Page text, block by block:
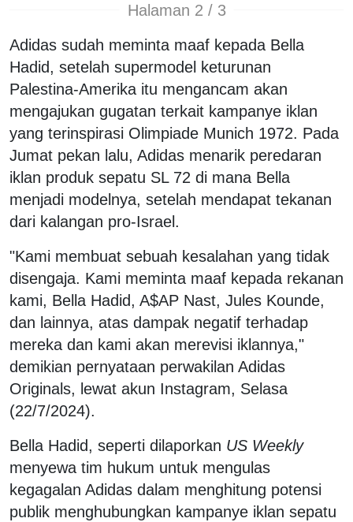
Halaman 2 / 3
Adidas sudah meminta maaf kepada Bella
Hadid, setelah supermodel keturunan
Palestina-Amerika itu mengancam akan
mengajukan gugatan terkait kampanye iklan
yang terinspirasi Olimpiade Munich 1972. Pada
Jumat pekan lalu, Adidas menarik peredaran
iklan produk sepatu SL 72 di mana Bella
menjadi modelnya, setelah mendapat tekanan
dari kalangan pro-Israel.
"Kami membuat sebuah kesalahan yang tidak
disengaja. Kami meminta maaf kepada rekanan
kami, Bella Hadid, A$AP Nast, Jules Kounde,
dan lainnya, atas dampak negatif terhadap
mereka dan kami akan merevisi iklannya,"
demikian pernyataan perwakilan Adidas
Originals, lewat akun Instagram, Selasa
(22/7/2024).
Bella Hadid, seperti dilaporkan US Weekly
menyewa tim hukum untuk mengulas
kegagalan Adidas dalam menghitung potensi
publik menghubungkan kampanye iklan sepatu